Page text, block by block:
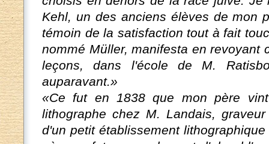
Kehl, un des anciens élèves de mon
témoin de la satisfaction tout à fait
nommé Müller, manifesta en revoyant
leçons, dans l'école de M.
auparavant.»
«Ce fut en 1838 que mon père
lithographe chez M. Landais,
d'un petit établissement